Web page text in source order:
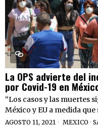
La OPS advierte del
por Covid-19 en
“Los casos y las muertes
México y EU a medida
AGOSTO 11, 2021 MEXICO ·